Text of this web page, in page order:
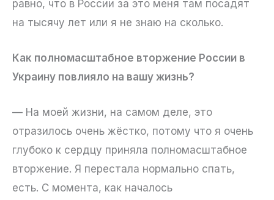
равно, что в России за это меня там посадят
на тысячу лет или я не знаю на сколько.
Как полномасштабное вторжение России в
Украину повлияло на вашу жизнь?
— На моей жизни, на самом деле, это
отразилось очень жёстко, потому что я очень
глубоко к сердцу приняла полномасштабное
вторжение. Я перестала нормально спать,
есть. С момента, как началось